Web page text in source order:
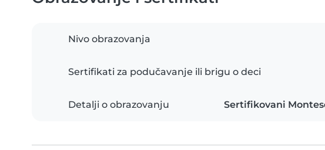
Nivo obrazovanja
Sertifikati za podučavanje ili brigu o deci
Detalji o obrazovanju Sertifikovani